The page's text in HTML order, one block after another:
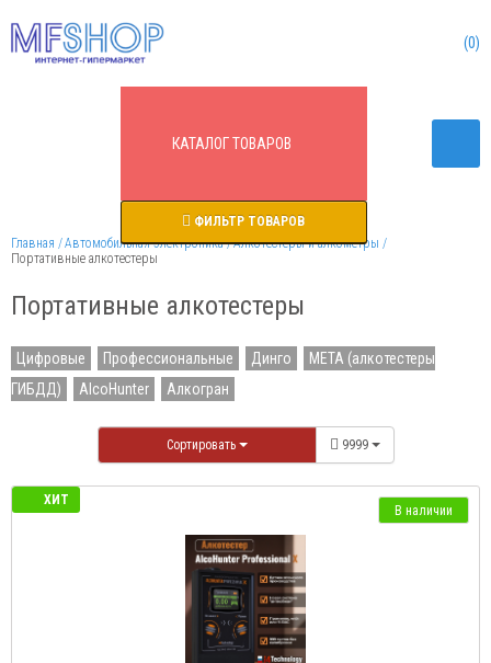
КАТАЛОГТОВАРОВ
ФИЛЬТР ТОВАРОВ
0
Главная Автомобильная электроника
Алкотестеры и алкометры
Портативные алкотестеры
Портативные алкотестеры
Цифровые Профессиональные Динго
МЕТА (алкотестеры
ГИБДД)
AlcoHunter Алкогран
Сортировать 9999
ХИТ
В наличии